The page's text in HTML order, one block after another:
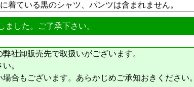
着ている黒のシャツ、パンツは含まれません。
した。ご了承下さい。
社卸販売先で取扱いがございます。
。
合もございます。あらかじめご承知おきください。